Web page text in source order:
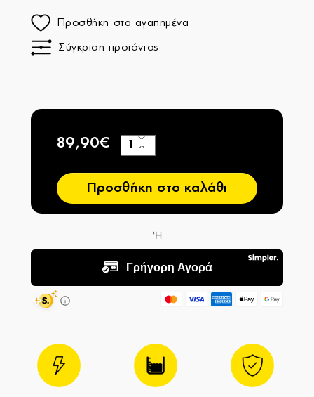
Προσθήκη στα αγαπημένα
Σύγκριση προϊόντος
89,90€
−
+
Προσθήκη στο καλάθι